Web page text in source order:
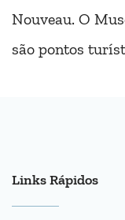
Nouveau. O
são pontos
Links Rápidos